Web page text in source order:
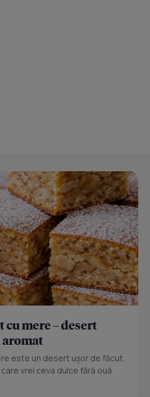
mere – desert
este un desert ușor de făcut,
vrei ceva dulce fără ouă